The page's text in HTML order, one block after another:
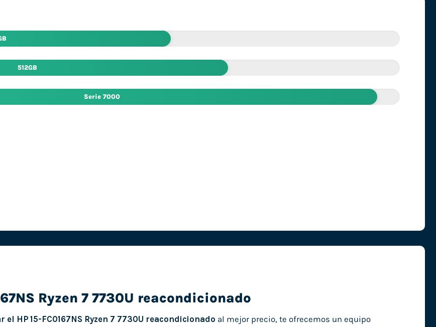
512GB
Serie 7000
Ryzen 7 7730U reacondicionado
el HP 15-FC0167NS Ryzen 7 7730U reacondicionado al mejor precio, te ofrecemos un equipo